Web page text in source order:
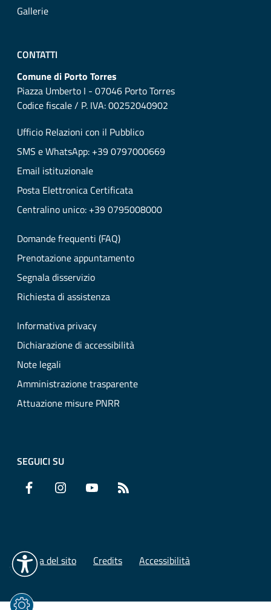
Gallerie
CONTATTI
Comune di Porto Torres
Piazza Umberto I - 07046 Porto Torres
Codice fiscale / P. IVA: 00252040902
Ufficio Relazioni con il Pubblico
SMS e WhatsApp: +39 0797000669
Email istituzionale
Posta Elettronica Certificata
Centralino unico: +39 0795008000
Domande frequenti (FAQ)
Prenotazione appuntamento
Segnala disservizio
Richiesta di assistenza
Informativa privacy
Dichiarazione di accessibilità
Note legali
Amministrazione trasparente
Attuazione misure PNRR
SEGUICI SU
Facebook Instagram YouTube
Mappa del sito Credits Accessibilità